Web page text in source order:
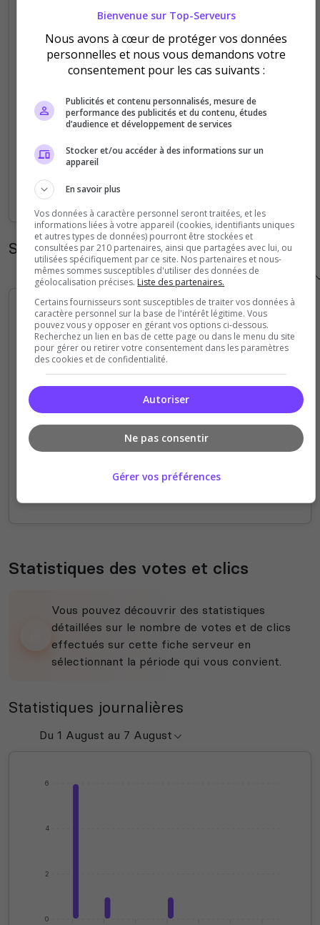
0
1
2
4
Sep Oct Nov Dec
Statistiques horaires
1
3
4
5
Statistiques des votes et clics
Vous pouvez découvrir des statistiques
détaillées sur le nombre de votes et de clics
effectués sur cette fiche serveur en
sélectionnant la période qui vous convient.
Statistiques journalières
0
2
4
6
Bienvenue sur Top-Serveurs
Nous avons à cœur de protéger vos données
personnelles et nous vous demandons votre
consentement pour les cas suivants :
Publicités et contenu personnalisés, mesure de
performance des publicités et du contenu, études
d’audience et développement de services
Stocker et/ou accéder à des informations sur un
appareil
En savoir plus
Vos données à caractère personnel seront traitées, et les
informations liées à votre appareil (cookies, identifiants uniques
et autres types de données) pourront être stockées et
consultées par 210 partenaires, ainsi que partagées avec lui, ou
utilisées spécifiquement par ce site. Nos partenaires et nous-
mêmes sommes susceptibles d'utiliser des données de
géolocalisation précises. Liste des partenaires.
Certains fournisseurs sont susceptibles de traiter vos données à
caractère personnel sur la base de l'intérêt légitime. Vous
pouvez vous y opposer en gérant vos options ci-dessous.
Recherchez un lien en bas de cette page ou dans le menu du site
pour gérer ou retirer votre consentement dans les paramètres
des cookies et de confidentialité.
Autoriser
Ne pas consentir
Gérer vos préférences